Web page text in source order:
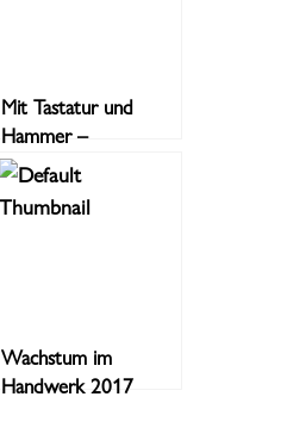
Mit Tastatur und
Hammer –
Digitalisierung als
Handwerk
Wachstum im
Handwerk 2017